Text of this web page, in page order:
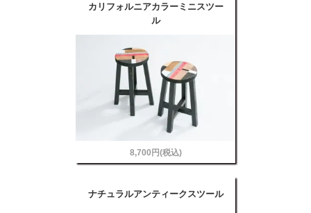
カリフォルニアカラーミニスツー
ル
8,700円(税込)
ナチュラルアンティークスツール